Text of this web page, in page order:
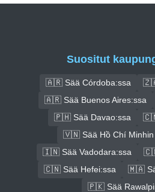
Suositut
🇦🇷 Sää Córdoba:ssa
🇿🇦
🇦🇷 Sää Buenos Aires:ssa
🇵🇭 Sää Davao:ssa
🇻🇳 Sää Hồ Chí Minhin
🇮🇳 Sää Vadodara:ssa
🇨🇳 Sää Hefei:ssa
🇲🇦
🇵🇰 Sää